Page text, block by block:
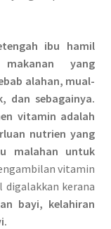
ibu hamil
yang
alahan, mual-
dan sebagainya.
vitamin adalah
nutrien yang
malahan untuk
vitamin
digalakkan kerana
bayi, kelahiran